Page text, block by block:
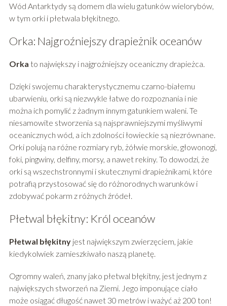
Wód Antarktydy są domem dla wielu gatunków wielorybów,
w tym orki i płetwala błękitnego.
Orka: Najgroźniejszy drapieżnik oceanów
Orka to największy i najgroźniejszy oceaniczny drapieżca.
Dzięki swojemu charakterystycznemu czarno-białemu
ubarwieniu, orki są niezwykle łatwe do rozpoznania i nie
można ich pomylić z żadnym innym gatunkiem waleni. Te
niesamowite stworzenia są najsprawniejszymi myśliwymi
oceanicznych wód, a ich zdolności łowieckie są niezrównane.
Orki polują na różne rozmiary ryb, żółwie morskie, głowonogi,
foki, pingwiny, delfiny, morsy, a nawet rekiny. To dowodzi, że
orki są wszechstronnymi i skutecznymi drapieżnikami, które
potrafią przystosować się do różnorodnych warunków i
zdobywać pokarm z różnych źródeł.
Płetwal błękitny: Król oceanów
Płetwal błękitnyjest największym zwierzęciem, jakie
kiedykolwiek zamieszkiwało naszą planetę.
Ogromny waleń, znany jako płetwal błękitny, jest jednym z
największych stworzeń na Ziemi. Jego imponujące ciało
może osiągać długość nawet 30 metrów i ważyć aż 200 ton!